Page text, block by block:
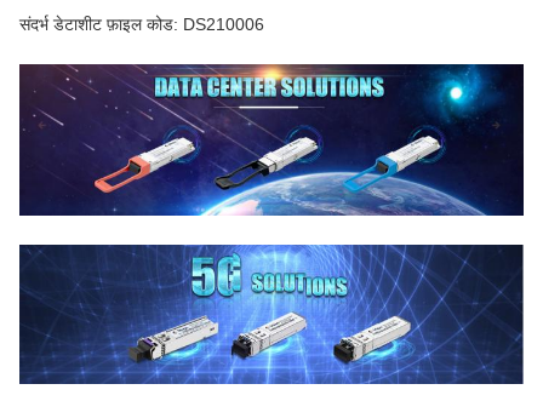
संदर्भ डेटाशीट फ़ाइल कोड: DS210006